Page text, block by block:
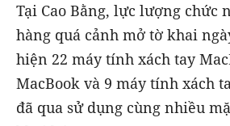
Tại Cao Bằng, lực lượng chức
hàng quá cảnh mở tờ khai
hiện 22 máy tính xách tay
MacBook và 9 máy tính xách
đã qua sử dụng cùng nhiều